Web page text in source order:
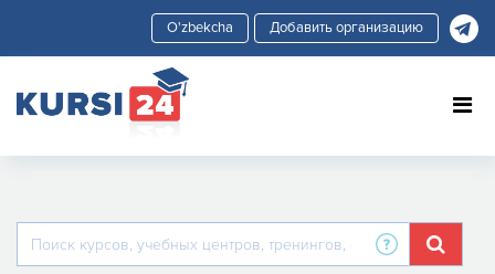
Добавить организацию